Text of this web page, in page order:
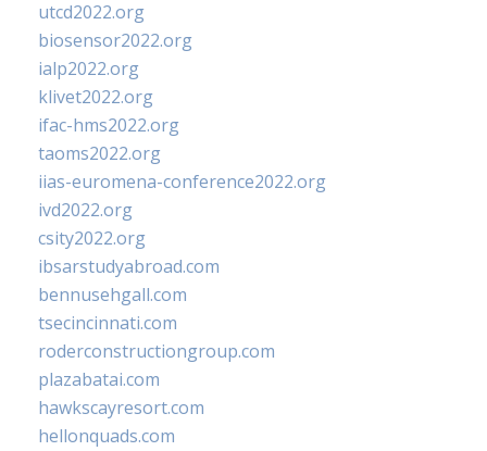
utcd2022.org
biosensor2022.org
ialp2022.org
klivet2022.org
ifac-hms2022.org
taoms2022.org
iias-euromena-conference2022.org
ivd2022.org
csity2022.org
ibsarstudyabroad.com
bennusehgall.com
tsecincinnati.com
roderconstructiongroup.com
plazabatai.com
hawkscayresort.com
hellonquads.com